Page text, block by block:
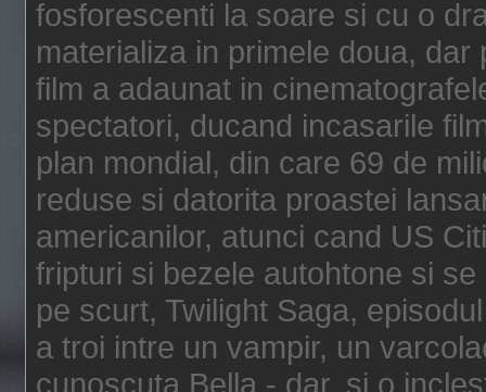
fosforescenti la soare si cu o
materializa in primele doua,
film a adaunat in
spectatori, ducand incasarile
plan mondial, din care 69 de
reduse si datorita proastei
americanilor, atunci cand US
fripturi si bezele autohtone si
pe scurt, Twilight Saga,
a troi intre un vampir, un
cunoscuta Bella - dar, si o